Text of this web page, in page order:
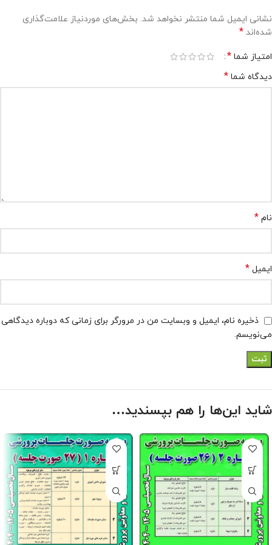
نشانی ایمیل شما منتشر نخواهد شد. بخش‌های موردنیاز علامت‌گذاری
شده‌اند *
امتیاز شما *
دیدگاه شما *
نام *
ایمیل *
ذخیره نام، ایمیل و وبسایت من در مرورگر برای زمانی که دوباره دیدگاهی
می‌نویسم.
شاید این‌ها را هم بپسندید…